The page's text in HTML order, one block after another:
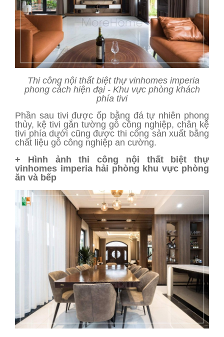
Thi công nội thất biệt thự vinhomes imperia
phong cách hiện đại - Khu vực phòng khách
phía tivi
Phần sau tivi được ốp bằng đá tự nhiên phong
thủy, kệ tivi gắn tường gỗ công nghiệp, chân kệ
tivi phía dưới cũng được thi công sản xuất bằng
chất liệu gỗ công nghiệp an cường.
+ Hình ảnh thi công nội thất biệt thự
vinhomes imperia hải phòng khu vực phòng
ăn và bếp